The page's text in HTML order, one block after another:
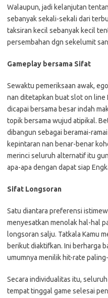
Walaupun, jadi kelanjutan
sebanyak sekali-sekali dari
taksiran kecil sebanyak kecil
persembahan dgn sekelumit
Gameplay bersama Sifat
Sewaktu pemeriksaan awak,
nan ditetapkan buat slot on
dicapai bersama besar indah
topik bersama wujud atipikal.
dibangun sebagai beramai-
kepintaran nan benar-benar
merinci seluruh alternatif itu
apa-apa dengan dapat siap
Sifat Longsoran
Satu diantara preferensi
menyesatkan menolak hal-hal
longsoran salju. Tatkala Kamu
berikut diaktifkan. Ini berharga
umumnya menilik hit-rate
Secara individualitas itu,
tempat tinggal game selesai